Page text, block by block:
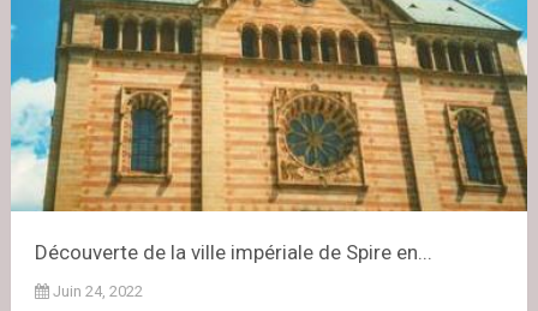
Découverte de la ville impériale de Spire en...
Juin 24, 2022